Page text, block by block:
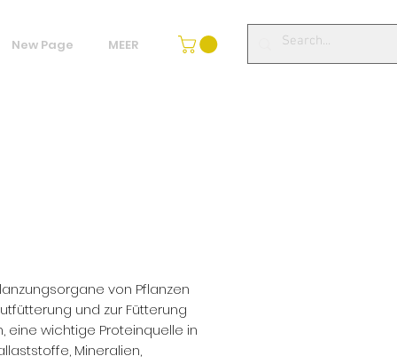
New Page MEER
von Pflanzen
und zur Fütterung
eine wichtige Proteinquelle in
Mineralien,